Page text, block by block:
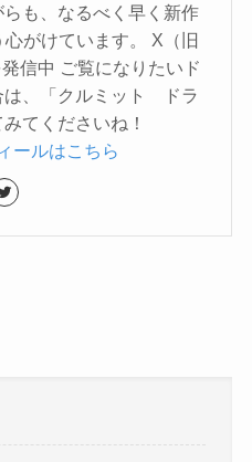
も、なるべく早く新作
がけています。 X（旧
信中 ご覧になりたいド
は、「クルミット ドラ
てくださいね！
ールはこちら